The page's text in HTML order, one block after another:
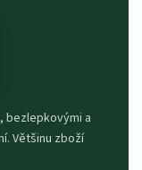
bezlepkovými a
Většinu zboží